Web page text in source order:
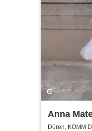
Anna
Düren, KOMM